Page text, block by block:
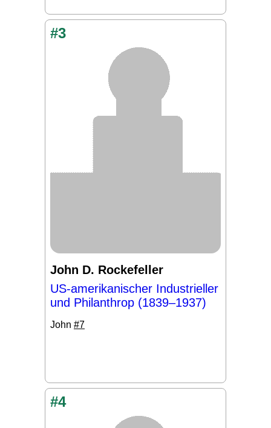
#3
John D. Rockefeller
US-amerikanischer Industrieller
und Philanthrop (1839–1937)
John #7
#4